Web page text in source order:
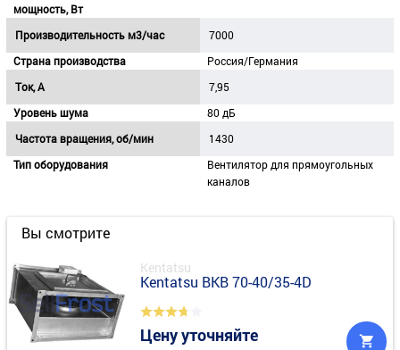
мощность, Вт
Производительность м3/час
7000
Страна производства
Россия/Германия
Ток, A
7,95
Уровень шума
80 дБ
Частота вращения, об/мин
1430
Тип оборудования
Вентилятор для прямоугольных
каналов
Вы смотрите
Kentatsu
Kentatsu BKB 70-40/35-4D
Цену уточняйте